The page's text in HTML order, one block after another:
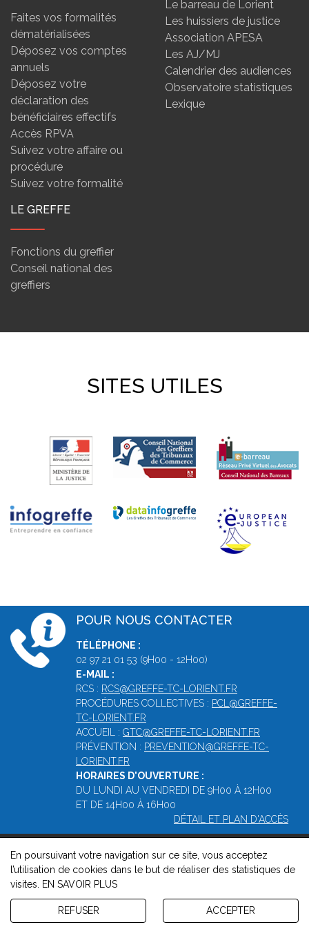
Faites vos formalités
dématérialisées
Déposez vos comptes
annuels
Déposez votre
déclaration des
bénéficiaires effectifs
Accès RPVA
Suivez votre affaire ou
procédure
Suivez votre formalité
Le barreau de Lorient
Les huissiers de justice
Association APESA
Les AJ/MJ
Calendrier des audiences
Observatoire statistiques
Lexique
LE GREFFE
Fonctions du greffier
Conseil national des
greffiers
SITES UTILES
POUR NOUS CONTACTER
TÉLÉPHONE :
02 97 21 01 53 (9H00 - 12H00)
E-MAIL :
RCS : RCS@GREFFE-TC-LORIENT.FR
PROCÉDURES COLLECTIVES : PCL@GREFFE-
TC-LORIENT.FR
ACCUEIL : GTC@GREFFE-TC-LORIENT.FR
PRÉVENTION : PREVENTION@GREFFE-TC-
LORIENT.FR
HORAIRES D'OUVERTURE :
DU LUNDI AU VENDREDI DE 9H00 À 12H00
ET DE 14H00 À 16H00
DÉTAIL ET PLAN D'ACCÈS
© 2026, Greffe du Tribunal de Commerce de Lorient -Mentions
légales-Contact -Gestion des cookies -Politique de
confidentialité et de cookies
Version : 1.8.1
En poursuivant votre navigation sur ce site, vous acceptez
l’utilisation de cookies dans le but de réaliser des statistiques de
visites.
EN SAVOIR PLUS
REFUSER ACCEPTER